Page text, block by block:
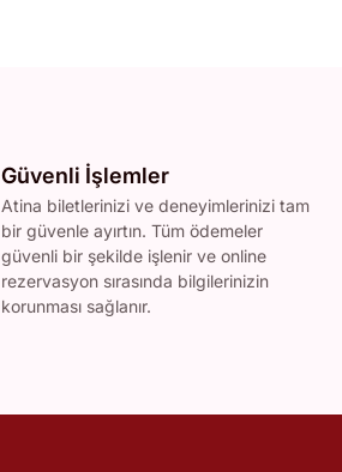
Güvenli İşlemler
Atina biletlerinizi ve deneyimlerinizi tam
bir güvenle ayırtın. Tüm ödemeler
güvenli bir şekilde işlenir ve online
rezervasyon sırasında bilgilerinizin
korunması sağlanır.